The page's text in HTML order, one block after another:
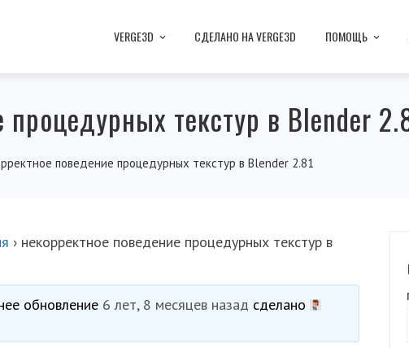
VERGE3D СДЕЛАНО НА VERGE3D ПОМОЩЬ
процедурных текстур в Blender
поведение процедурных текстур в Blender 2.81
› некорректное поведение процедурных текстур в
обновление 6 лет, 8 месяцев назад сделано